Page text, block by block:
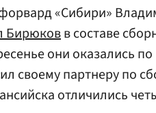
«Сибири»
Бирюковв составе
они оказались
своему партнеру по
отличились